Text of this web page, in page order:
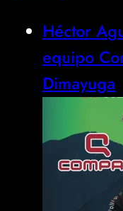
Héctor
equipo
Dimayuga